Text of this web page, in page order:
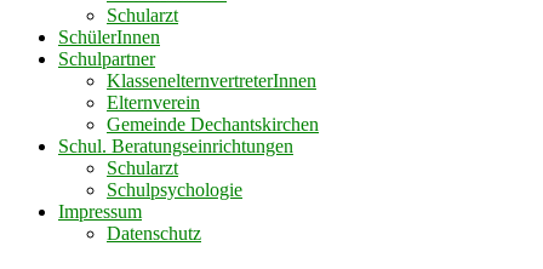
Schularzt
SchülerInnen
Schulpartner
KlassenelternvertreterInnen
Elternverein
Gemeinde Dechantskirchen
Schul. Beratungseinrichtungen
Schularzt
Schulpsychologie
Impressum
Datenschutz